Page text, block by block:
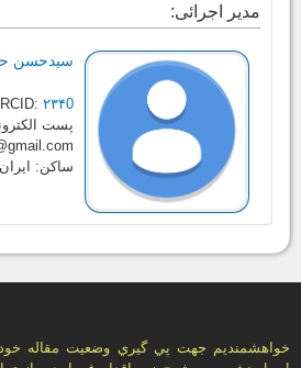
مدیر اجرائی:
سیدحسن
۲۳۴0
پست
ساکن: ایران
خواهشمنديم جهت پي گيري وضعيت مقاله